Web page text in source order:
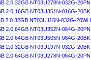
2.0 32GB NT03U278N-032G-20PN
2.0 16GB NT03U351N-016G-20BK
2.0 32GB NT03U116N-032G-20WH
2.0 64GB NT03U352N-064G-20PN
2.0 64GB NT03U505N-064G-20BK
2.0 32GB NT03U197N-032G-20BK
2.0 64GB NT03U278N-064G-20PN